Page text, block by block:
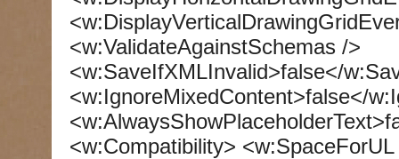
<w:ValidateAgainstSchemas />
<w:SaveIfXMLInvalid>false</
<w:IgnoreMixedContent>false</
<w:Compatibility> <w:SpaceForUL